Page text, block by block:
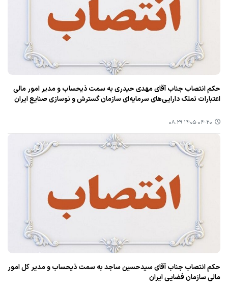
حکم انتصاب جناب آقای مهدی حیدری به سمت ذیحساب و مدیر امور مالی
اعتبارات تملک دارایی‌های سرمایه‌ای سازمان گسترش و نوسازی صنایع ایران
۱۴۰۵-۰۴-۲۰ ۰۸:۲۹
حکم انتصاب جناب آقای سیدحسین ساجد به سمت ذیحساب و مدیر کل امور
مالی سازمان فضایی ایران